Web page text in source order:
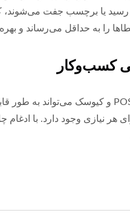
رسید یا برچسب جفت می‌شوند،
را به حداقل می‌رساند و
کسب‌وکار